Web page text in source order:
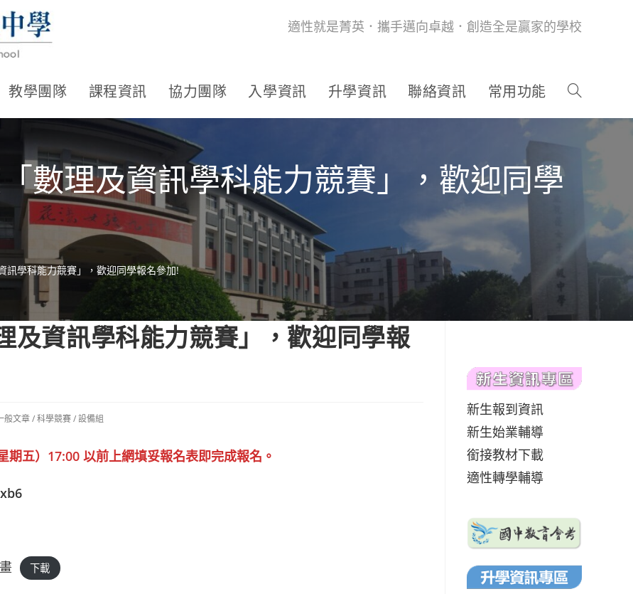
適性就是菁英．攜手邁向卓越．創造全是贏家的學校
教學團隊 課程資訊 協力團隊 入學資訊 升學資訊 聯絡資訊 常用功能
數理及資訊學科能力競賽」，歡迎同學
訊學科能力競賽」，歡迎同學報名參加!
及資訊學科能力競賽」，歡迎同學報
般文章/科學競賽/設備組
五）17:00 以前上網填妥報名表即完成報名。
下載
新生報到資訊
新生始業輔導
銜接教材下載
適性轉學輔導